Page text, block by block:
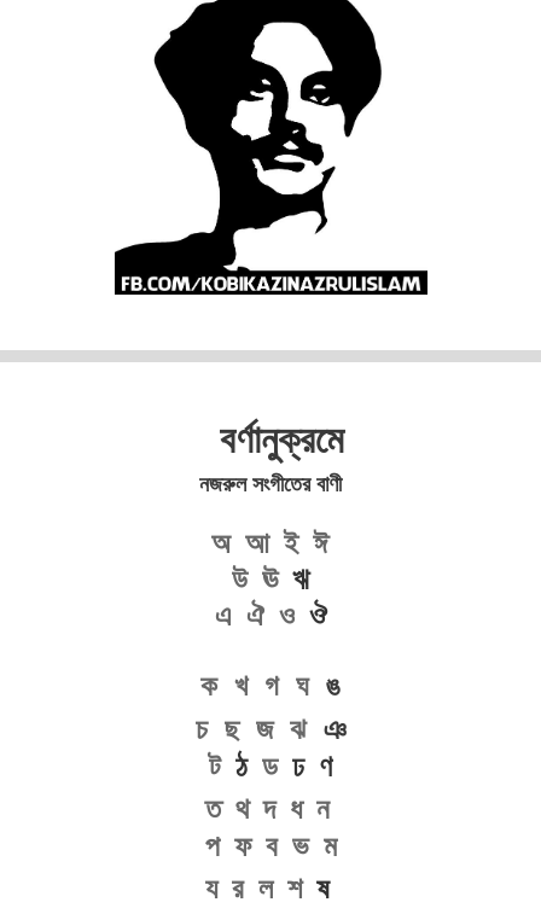
বর্ণানুক্রমে
নজরুল সংগীতের বাণী
অ আ ই ঈ
উ ঊঋ
এ ঐ ওঔ
ক খ গ ঘঙ
চ ছ জ ঝঞ
টঠ ডঢ ণ
ত থ দ ধ ন
প ফ ব ভ ম
য র ল শষ